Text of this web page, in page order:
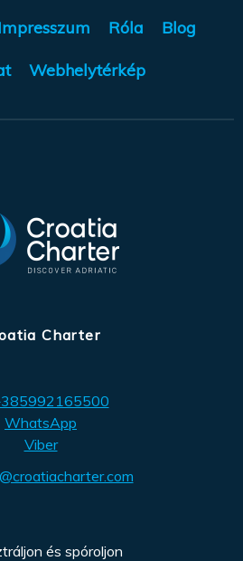
Róla Blog
Webhelytérkép
Charter
WhatsApp
Viber
és spóroljon